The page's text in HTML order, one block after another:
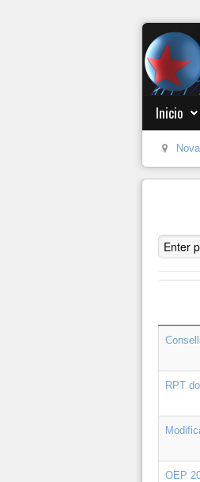
Inicio
Enter
RPT
OEP